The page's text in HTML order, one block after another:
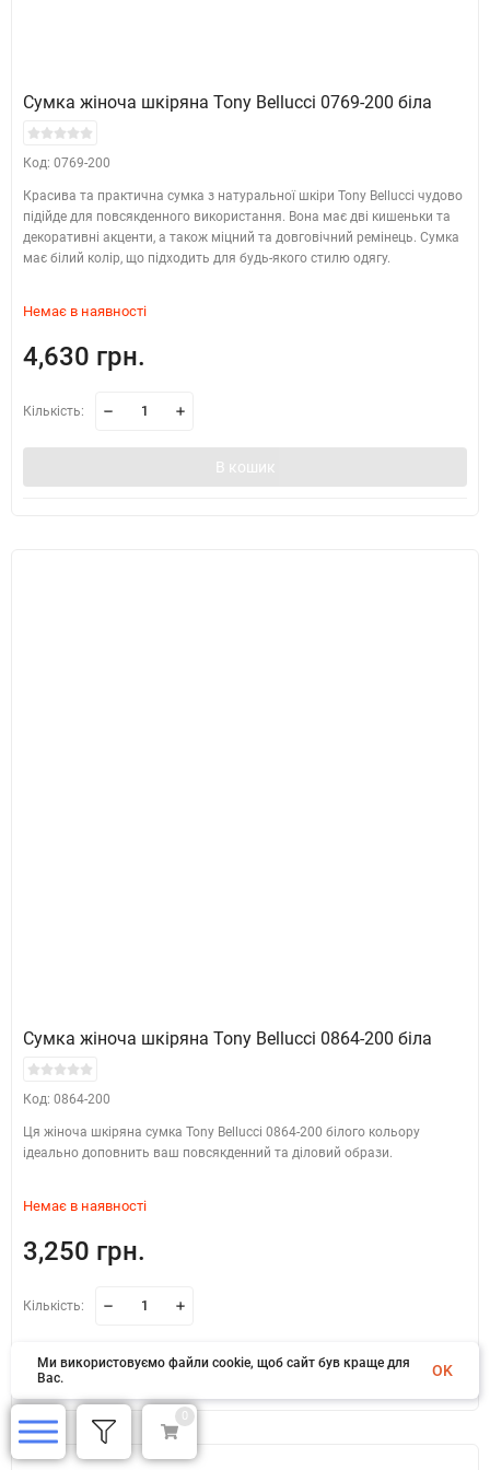
Сумка жіноча шкіряна Tony Bellucci 0769-200 біла
Код: 0769-200
Красива та практична сумка з натуральної шкіри Tony Bellucci чудово
підійде для повсякденного використання. Вона має дві кишеньки та
декоративні акценти, а також міцний та довговічний ремінець. Сумка
має білий колір, що підходить для будь-якого стилю одягу.
Немає в наявності
4,630 грн.
Кількість:
В кошик
Сумка жіноча шкіряна Tony Bellucci 0864-200 біла
Код: 0864-200
Ця жіноча шкіряна сумка Tony Bellucci 0864-200 білого кольору
ідеально доповнить ваш повсякденний та діловий образи.
Немає в наявності
3,250 грн.
Кількість:
В кошик
0
Ми використовуємо файли cookie, щоб сайт був краще для
Вас.
OK